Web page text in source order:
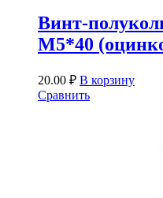
Винт-
М5*40
20.00 ₽ В корзину
Сравнить